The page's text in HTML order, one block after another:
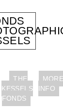
THE
KESSELS
FONDS
MORE
INFO